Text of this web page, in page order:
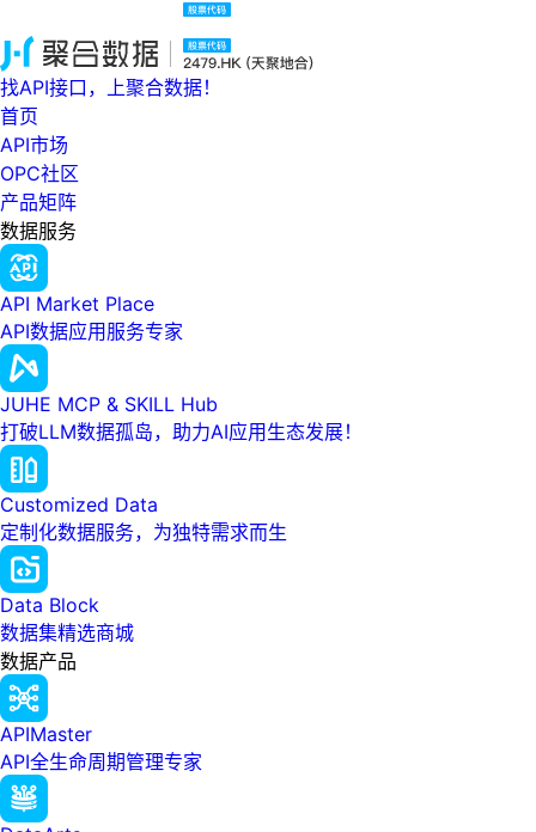
找API接口，上聚合数据！
首页
API市场
OPC社区
产品矩阵
数据服务
API Market Place
API数据应用服务专家
JUHE MCP & SKILL Hub
打破LLM数据孤岛，助力AI应用生态发展！
Customized Data
定制化数据服务，为独特需求而生
Data Block
数据集精选商城
数据产品
APIMaster
API全生命周期管理专家